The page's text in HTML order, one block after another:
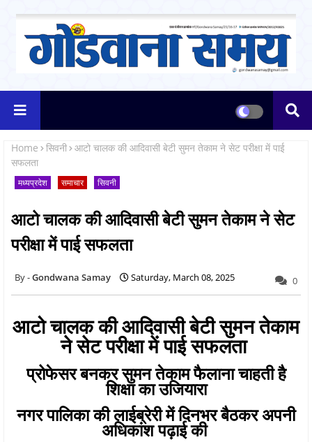
Home सिवनी आटो चालक की आदिवासी बेटी सुमन तेकाम ने सेट परीक्षा में पाई
सफलता
मध्यप्रदेश समाचार सिवनी
आटो चालक की आदिवासी बेटी सुमन तेकाम ने सेट
परीक्षा में पाई सफलता
Gondwana Samay Saturday, March 08, 2025 0
आटो चालक की आदिवासी बेटी सुमन तेकाम
ने सेट परीक्षा में पाई सफलता
प्रोफेसर बनकर सुमन तेकाम फैलाना चाहती है
शिक्षा का उजियारा
नगर पालिका की लाईब्रेरी में दिनभर बैठकर अपनी
अधिकांश पढ़ाई की